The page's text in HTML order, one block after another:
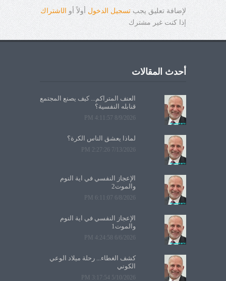
لإضافة تعليق يجب تسجيل الدخول أولاً أو الاشتراك
إذا كنت غير مشترك
أحدث المقالات
العنف المتراكم... كيف يصنع المجتمع
قنابله النفسية؟
8/9/2026 4:11:57 PM
لماذا يعشق الناس الكرة؟
7/13/2026 2:27:26 PM
الإعجاز النفسي في آية النوم
والموت2
6/8/2026 6:11:07 PM
الإعجاز النفسي في آية النوم
والموت1
6/6/2026 4:24:58 PM
كشف الغطاء... رحلة ميلاد الوعي
الكوني
5/10/2026 3:17:54 PM